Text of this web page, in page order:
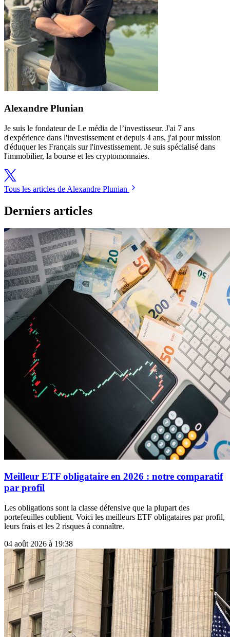
Alexandre Plunian
Je suis le fondateur de Le média de l’investisseur. J'ai 7 ans
d'expérience dans l'investissement et depuis 4 ans, j'ai pour mission
d'éduquer les Français sur l'investissement. Je suis spécialisé dans
l'immobilier, la bourse et les cryptomonnaies.
Tous les articles de Alexandre Plunian
Derniers articles
Meilleur ETF obligataire en 2026 : notre comparatif
par profil
Les obligations sont la classe défensive que la plupart des
portefeuilles oublient. Voici les meilleurs ETF obligataires par profil,
leurs frais et les 2 risques à connaître.
04 août 2026 à 19:38